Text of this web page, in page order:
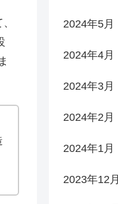
2024年5月
2024年4月
2024年3月
2024年2月
2024年1月
2023年12月